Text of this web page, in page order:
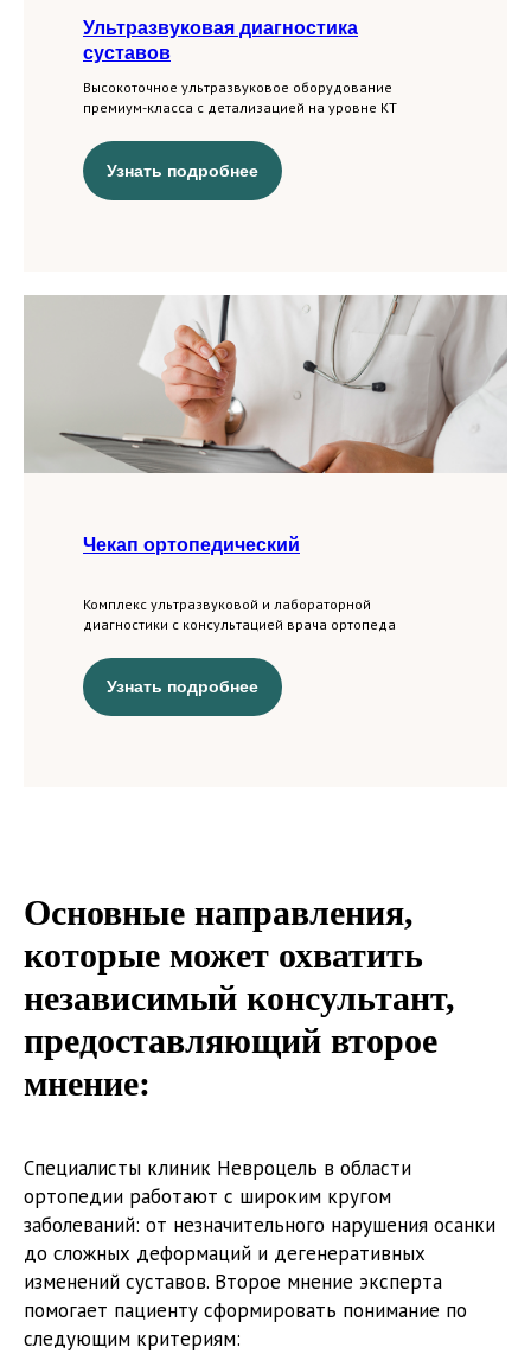
Ультразвуковая диагностика
суставов
Высокоточное ультразвуковое оборудование
премиум-класса с детализацией на уровне КТ
Узнать подробнее
Чекап ортопедический
Комплекс ультразвуковой и лабораторной
диагностики с консультацией врача ортопеда
Узнать подробнее
Основные направления,
которые может охватить
независимый консультант,
предоставляющий второе
мнение:
Специалисты клиник Невроцель в области
ортопедии работают с широким кругом
заболеваний: от незначительного нарушения осанки
до сложных деформаций и дегенеративных
изменений суставов. Второе мнение эксперта
помогает пациенту сформировать понимание по
следующим критериям: